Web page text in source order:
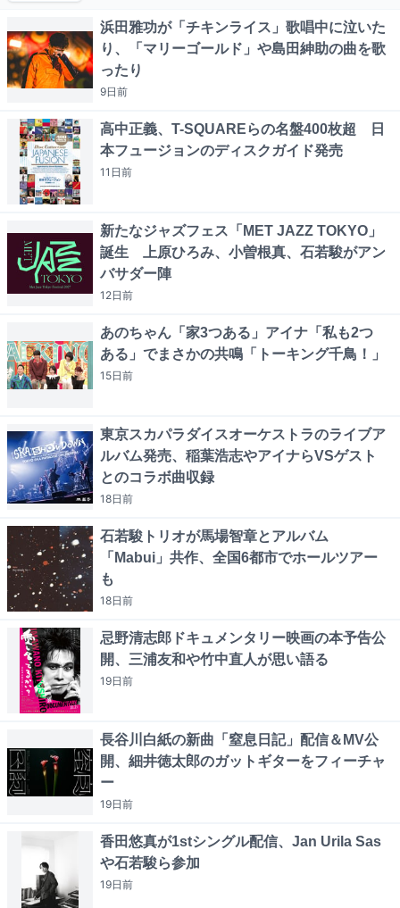
浜田雅功が「チキンライス」歌唱中に泣いた
り、「マリーゴールド」や島田紳助の曲を歌
ったり
9日前
高中正義、T-SQUAREらの名盤400枚超 日
本フュージョンのディスクガイド発売
11日前
新たなジャズフェス「MET JAZZ TOKYO」
誕生 上原ひろみ、小曽根真、石若駿がアン
バサダー陣
12日前
あのちゃん「家3つある」アイナ「私も2つ
ある」でまさかの共鳴「トーキング千鳥！」
15日前
東京スカパラダイスオーケストラのライブア
ルバム発売、稲葉浩志やアイナらVSゲスト
とのコラボ曲収録
18日前
石若駿トリオが馬場智章とアルバム
「Mabui」共作、全国6都市でホールツアー
も
18日前
忌野清志郎ドキュメンタリー映画の本予告公
開、三浦友和や竹中直人が思い語る
19日前
長谷川白紙の新曲「窒息日記」配信＆MV公
開、細井徳太郎のガットギターをフィーチャ
ー
19日前
香田悠真が1stシングル配信、Jan Urila Sas
や石若駿ら参加
19日前